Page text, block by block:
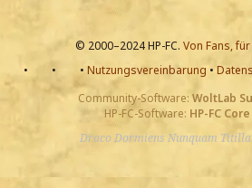
© 2000–2024 HP-FC. Von Fans,
•
• • Nutzungsvereinbarung •
Community-Software: WoltLab
HP-FC-Software: HP-FC Core
Draco Dormiens Nunquam